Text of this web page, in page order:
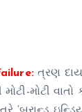
ત્રણ
મોટી